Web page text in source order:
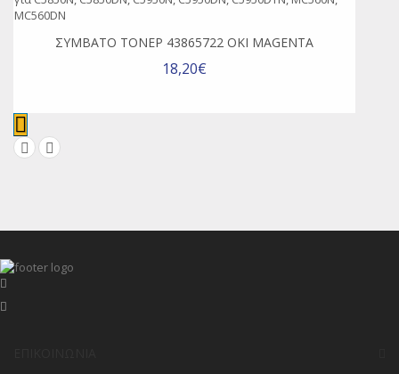
ΣΥΜΒΑΤΌ ΤΌΝΕΡ 43865722 OKI MAGENTA
18,20€